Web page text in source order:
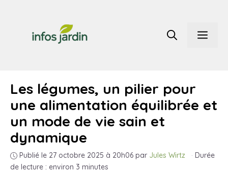
contenu
Les légumes, un pilier pour
une alimentation équilibrée et
un mode de vie sain et
dynamique
Publié le 27 octobre 2025 à 20h06 par Jules Wirtz · Durée
de lecture : environ 3 minutes